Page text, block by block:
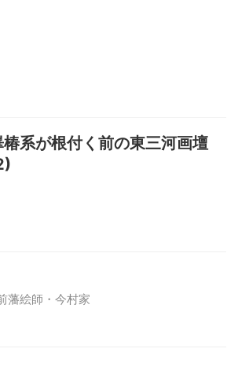
椿系が根付く前の東三河画壇
藩絵師・今村家